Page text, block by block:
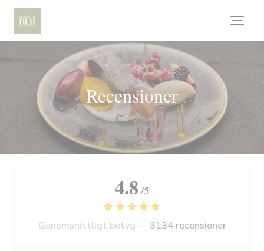
Cookie- hanteringspanel
Recensioner
4.8 /5
Genomsnittligt betyg — 3134 recensioner